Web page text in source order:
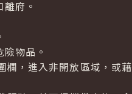
府。
物品。
，進入非開放區域，或藉